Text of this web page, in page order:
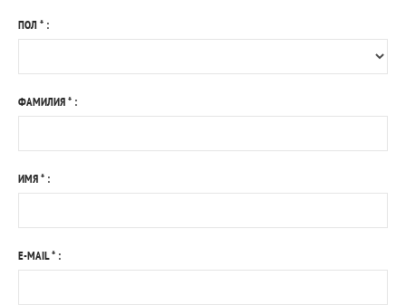
ЖЕНСКОЕ
МЫ LACOSTE
ПОЛ* :
ФАМИЛИЯ* :
ИМЯ* :
E-MAIL* :